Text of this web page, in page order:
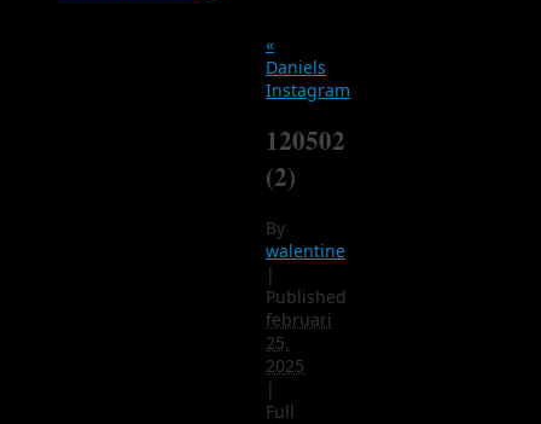
«
Daniels
Instagram
120502
(2)
By
walentine
|
Published
februari
25,
2025
|
Full